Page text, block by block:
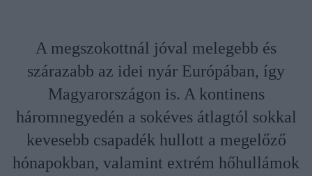
A megszokottnál jóval melegebb és
szárazabb az idei nyár Európában, így
Magyarországon is. A kontinens
háromnegyedén a sokéves átlagtól sokkal
kevesebb csapadék hullott a megelőző
hónapokban, valamint extrém hőhullámok